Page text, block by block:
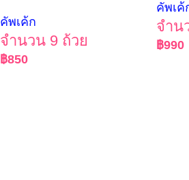
คัพเค้ก
จำนวน 9 ถ้วย
฿850
คัพเค้
จำน
฿990